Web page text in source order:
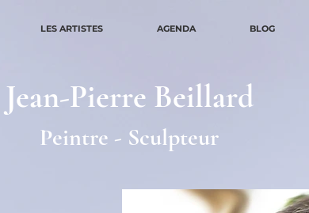
LES ARTISTES AGENDA BLOG
Jean-Pierre Beillard
Peintre - Sculpteur